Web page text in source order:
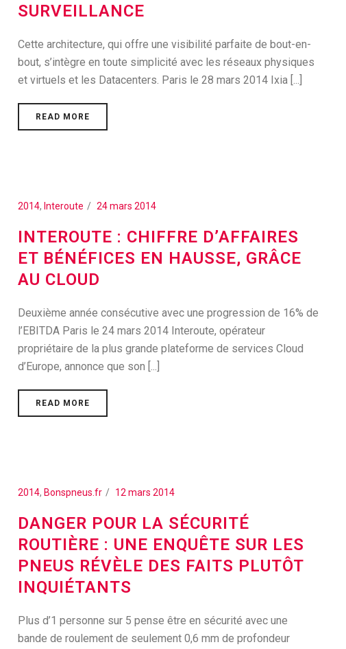
SURVEILLANCE
Cette architecture, qui offre une visibilité parfaite de bout-en-
bout, s’intègre en toute simplicité avec les réseaux physiques
et virtuels et les Datacenters. Paris le 28 mars 2014 Ixia [...]
READ MORE
2014, Interoute 24 mars 2014
INTEROUTE : CHIFFRE D’AFFAIRES
ET BÉNÉFICES EN HAUSSE, GRÂCE
AU CLOUD
Deuxième année consécutive avec une progression de 16% de
l’EBITDA Paris le 24 mars 2014 Interoute, opérateur
propriétaire de la plus grande plateforme de services Cloud
d’Europe, annonce que son [...]
READ MORE
2014, Bonspneus.fr 12 mars 2014
DANGER POUR LA SÉCURITÉ
ROUTIÈRE : UNE ENQUÊTE SUR LES
PNEUS RÉVÈLE DES FAITS PLUTÔT
INQUIÉTANTS
Plus d’1 personne sur 5 pense être en sécurité avec une
bande de roulement de seulement 0,6 mm de profondeur